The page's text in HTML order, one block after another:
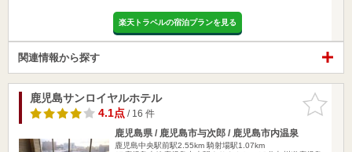
楽天トラベルの宿泊プランを見る
関連情報から探す
お気に入
りに追加
鹿児島サンロイヤルホテル
4.1点/ 16 件
鹿児島県 / 鹿児島市与次郎 / 鹿児島市内温泉
鹿児島中央駅前駅2.55km 騎射場駅1.07km